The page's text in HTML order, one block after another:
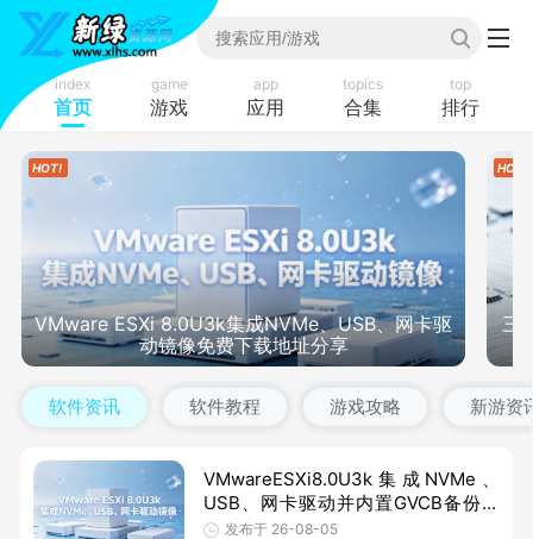
index
首页
game
游戏
app
应用
topics
合集
top
排行
VMware ESXi 8.0U3k集成NVMe、USB、网卡驱
动镜像免费下载地址分享
三
软件资讯 软件教程 游戏攻略 新游资
VMwareESXi8.0U3k集成NVMe、
USB、网卡驱动并内置GVCB备份工
具定制镜像，基于官方原版深度优
发布于 26-08-05